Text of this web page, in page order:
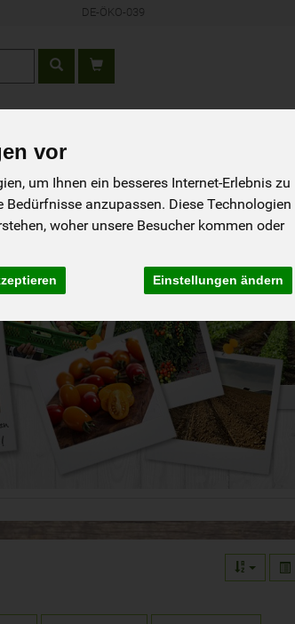
vor
um Ihnen ein besseres Internet-Erlebnis zu
Bedürfnisse anzupassen. Diese Technologien
woher unsere Besucher kommen oder
Einstellungen ändern
DE-ÖKO-039